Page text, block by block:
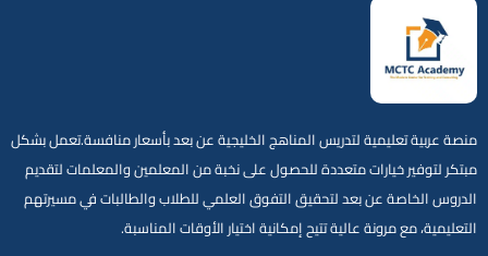
منصة عربية تعليمية لتدريس المناهج الخليجية عن بعد بأسعار منافسة.تعمل بشكل
مبتكر لتوفير خيارات متعددة للحصول على نخبة من المعلمين والمعلمات لتقديم
الدروس الخاصة عن بعد لتحقيق التفوق العلمي للطلاب والطالبات في مسيرتهم
التعليمية، مع مرونة عالية تتيح إمكانية اختيار الأوقات المناسبة.